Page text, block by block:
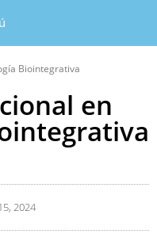
Biointegrativa
en
2024